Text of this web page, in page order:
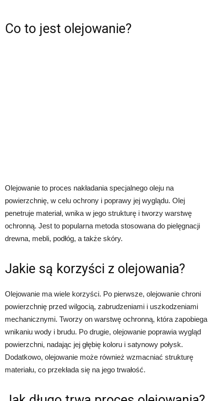
Co to jest olejowanie?
Olejowanie to proces nakładania specjalnego oleju na
powierzchnię, w celu ochrony i poprawy jej wyglądu. Olej
penetruje materiał, wnika w jego strukturę i tworzy warstwę
ochronną. Jest to popularna metoda stosowana do pielęgnacji
drewna, mebli, podłóg, a także skóry.
Jakie są korzyści z olejowania?
Olejowanie ma wiele korzyści. Po pierwsze, olejowanie chroni
powierzchnię przed wilgocią, zabrudzeniami i uszkodzeniami
mechanicznymi. Tworzy on warstwę ochronną, która zapobiega
wnikaniu wody i brudu. Po drugie, olejowanie poprawia wygląd
powierzchni, nadając jej głębię koloru i satynowy połysk.
Dodatkowo, olejowanie może również wzmacniać strukturę
materiału, co przekłada się na jego trwałość.